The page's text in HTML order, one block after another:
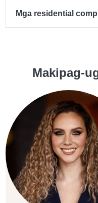
Mga residential
Makipag-